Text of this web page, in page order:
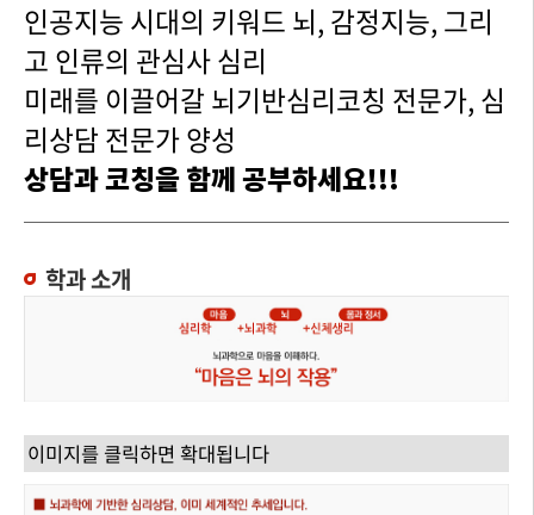
인공지능 시대의 키워드 뇌, 감정지능, 그리
고 인류의 관심사 심리
미래를 이끌어갈 뇌기반심리코칭 전문가, 심
리상담 전문가 양성
상담과 코칭을 함께 공부하세요!!!
학과 소개
이미지를 클릭하면 확대됩니다